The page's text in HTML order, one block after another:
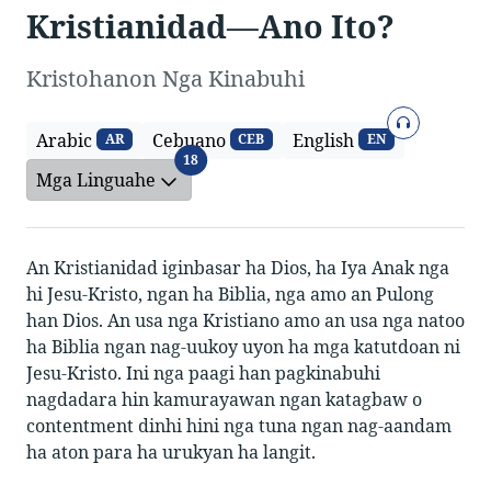
Kristianidad—Ano Ito?
Kristohanon Nga Kinabuhi
Arabic AR Cebuano CEB English EN
Rekord
Mga Linguahe
18Mga Linguahe
An Kristianidad iginbasar ha Dios, ha Iya Anak nga
hi Jesu-Kristo, ngan ha Biblia, nga amo an Pulong
han Dios. An usa nga Kristiano amo an usa nga natoo
ha Biblia ngan nag-uukoy uyon ha mga katutdoan ni
Jesu-Kristo. Ini nga paagi han pagkinabuhi
nagdadara hin kamurayawan ngan katagbaw o
contentment dinhi hini nga tuna ngan nag-aandam
ha aton para ha urukyan ha langit.